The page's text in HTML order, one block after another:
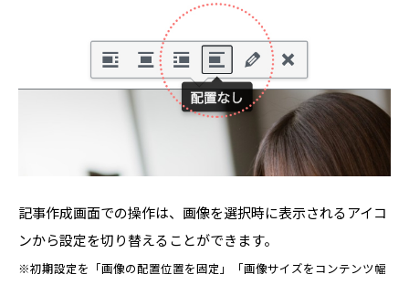
記事作成画面での操作は、画像を選択時に表示されるアイコ
ンから設定を切り替えることができます。
※初期設定を「画像の配置位置を固定」「画像サイズをコンテンツ幅